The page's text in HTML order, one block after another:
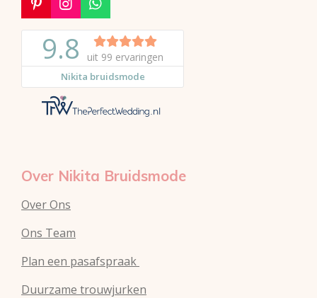
P
i
n
e
e
I
n
s
t
a
g
r
a
m
W
h
a
t
s
A
p
Over Nikita Bruidsmode
Over Ons
Ons Team
Plan een pasafspraak
Duurzame trouwjurken